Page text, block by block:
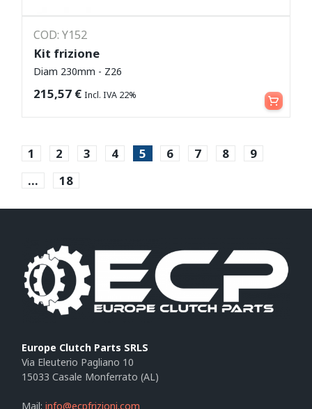
COD: Y152
Kit frizione
Diam 230mm - Z26
215,57 € Incl. IVA 22% Leggi tutto
1 2 3 4 5 6 7 8
9
…
18
Europe Clutch Parts SRLS
Via Eleuterio Pagliano 10
15033 Casale Monferrato (AL)
Mail:info@ecpfrizioni.com